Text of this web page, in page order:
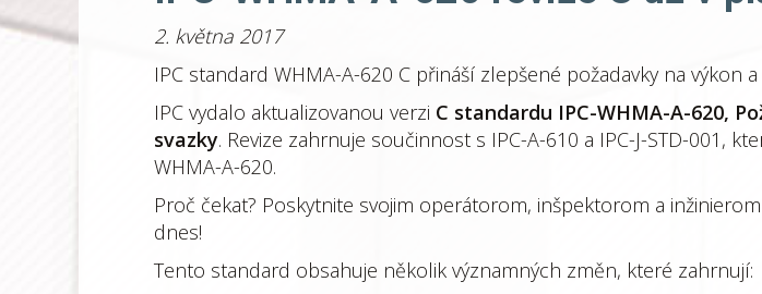
2. května 2017
IPC standard WHMA-A-620 C přináší zlepšené požadavky na výkon
IPC vydalo aktualizovanou verzi C standardu IPC-WHMA-A-620,
svazky. Revize zahrnuje součinnost s IPC-A-610 a IPC-J-STD-001,
WHMA-A-620.
Proč čekat? Poskytnite svojim operátorom, inšpektorom a
dnes!
Tento standard obsahuje několik významných změn, které zahrnují: